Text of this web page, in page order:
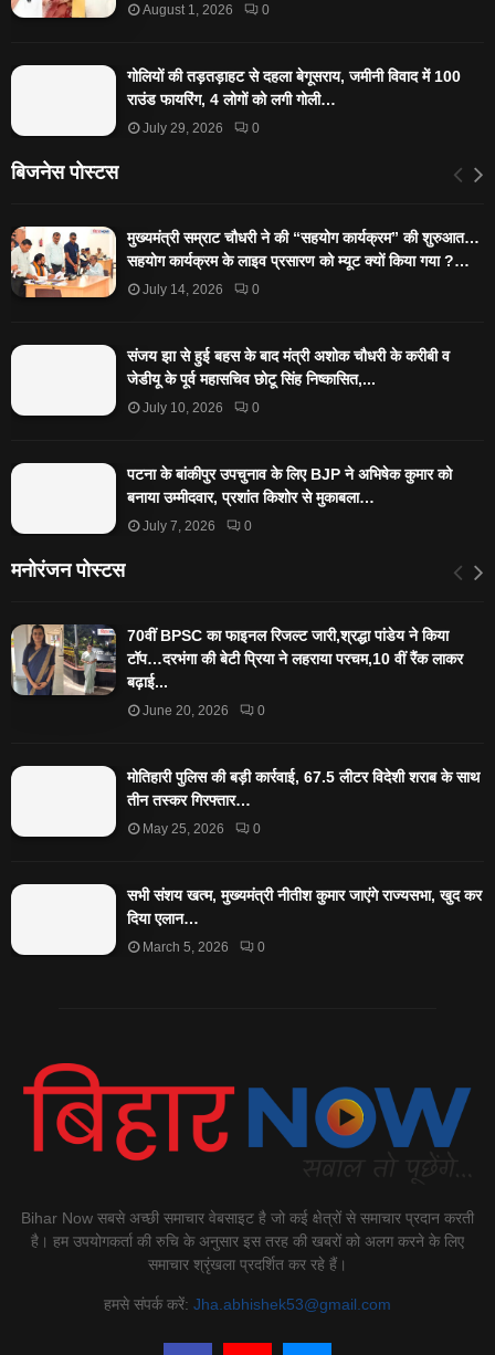
August 1, 2026 0
गोलियों की तड़तड़ाहट से दहला बेगूसराय, जमीनी विवाद में 100
राउंड फायरिंग, 4 लोगों को लगी गोली…
July 29, 2026 0
बिजनेस पोस्टस
मुख्यमंत्री सम्राट चौधरी ने की “सहयोग कार्यक्रम” की शुरुआत…
सहयोग कार्यक्रम के लाइव प्रसारण को म्यूट क्यों किया गया ?…
July 14, 2026 0
संजय झा से हुई बहस के बाद मंत्री अशोक चौधरी के करीबी व
जेडीयू के पूर्व महासचिव छोटू सिंह निष्कासित,...
July 10, 2026 0
पटना के बांकीपुर उपचुनाव के लिए BJP ने अभिषेक कुमार को
बनाया उम्मीदवार, प्रशांत किशोर से मुकाबला…
July 7, 2026 0
मनोरंजन पोस्टस
70वीं BPSC का फाइनल रिजल्ट जारी,श्रद्धा पांडेय ने किया
टॉप…दरभंगा की बेटी प्रिया ने लहराया परचम,10 वीं रैंक लाकर
बढ़ाई...
June 20, 2026 0
मोतिहारी पुलिस की बड़ी कार्रवाई, 67.5 लीटर विदेशी शराब के साथ
तीन तस्कर गिरफ्तार…
May 25, 2026 0
सभी संशय खत्म, मुख्यमंत्री नीतीश कुमार जाएंगे राज्यसभा, खुद कर
दिया एलान…
March 5, 2026 0
Bihar Now सबसे अच्छी समाचार वेबसाइट है जो कई क्षेत्रों से समाचार प्रदान करती
है। हम उपयोगकर्ता की रुचि के अनुसार इस तरह की खबरों को अलग करने के लिए
समाचार श्रृंखला प्रदर्शित कर रहे हैं।
हमसे संपर्क करें: Jha.abhishek53@gmail.com